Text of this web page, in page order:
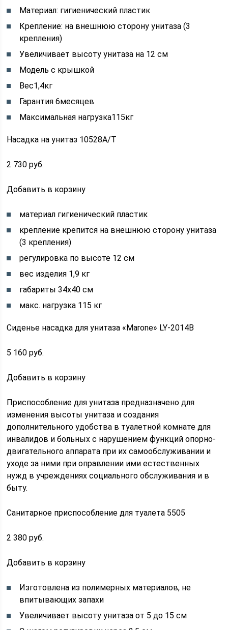
Материал: гигиенический пластик
Крепление: на внешнюю сторону унитаза (3
крепления)
Увеличивает высоту унитаза на 12 см
Модель с крышкой
Вес1,4кг
Гарантия 6месяцев
Максимальная нагрузка115кг
Насадка на унитаз 10528А/T
2 730 руб.
Добавить в корзину
материал гигиенический пластик
крепление крепится на внешнюю сторону унитаза
(3 крепления)
регулировка по высоте 12 см
вес изделия 1,9 кг
габариты 34х40 см
макс. нагрузка 115 кг
Сиденье насадка для унитаза «Marone» LY-2014B
5 160 руб.
Добавить в корзину
Приспособление для унитаза предназначено для
изменения высоты унитаза и создания
дополнительного удобства в туалетной комнате для
инвалидов и больных с нарушением функций опорно-
двигательного аппарата при их самообслуживании и
уходе за ними при оправлении ими естественных
нужд в учреждениях социального обслуживания и в
быту.
Санитарное приспособление для туалета 5505
2 380 руб.
Добавить в корзину
Изготовлена из полимерных материалов, не
впитывающих запахи
Увеличивает высоту унитаза от 5 до 15 см